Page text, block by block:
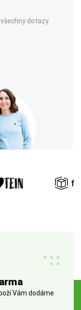
dotazy.
Vám dodáme